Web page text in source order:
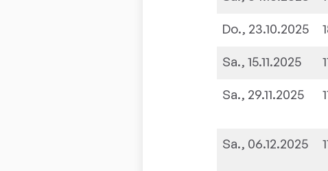
Do., 23.10.2025
Sa., 15.11.2025
Sa., 29.11.2025
Sa., 06.12.2025